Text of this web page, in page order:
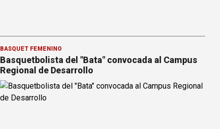
BÁSQUET FEMENINO
Basquetbolista del "Bata" convocada al Campus
Regional de Desarrollo